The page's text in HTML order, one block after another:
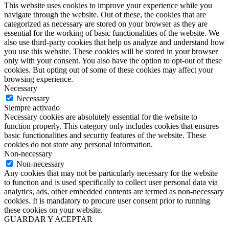
This website uses cookies to improve your experience while you
navigate through the website. Out of these, the cookies that are
categorized as necessary are stored on your browser as they are
essential for the working of basic functionalities of the website. We
also use third-party cookies that help us analyze and understand how
you use this website. These cookies will be stored in your browser
only with your consent. You also have the option to opt-out of these
cookies. But opting out of some of these cookies may affect your
browsing experience.
Necessary
Necessary
Siempre activado
Necessary cookies are absolutely essential for the website to
function properly. This category only includes cookies that ensures
basic functionalities and security features of the website. These
cookies do not store any personal information.
Non-necessary
Non-necessary
Any cookies that may not be particularly necessary for the website
to function and is used specifically to collect user personal data via
analytics, ads, other embedded contents are termed as non-necessary
cookies. It is mandatory to procure user consent prior to running
these cookies on your website.
GUARDAR Y ACEPTAR